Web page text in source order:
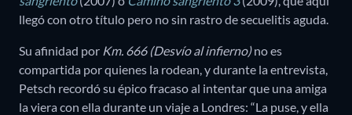
llegó con otro título pero no sin rastro de secuelitis aguda.
Su afinidad por Km. 666 (Desvío al infierno)no es
compartida por quienes la rodean, y durante la entrevista,
Petsch recordó su épico fracaso al intentar que una amiga
la viera con ella durante un viaje a Londres: “La puse, y ella